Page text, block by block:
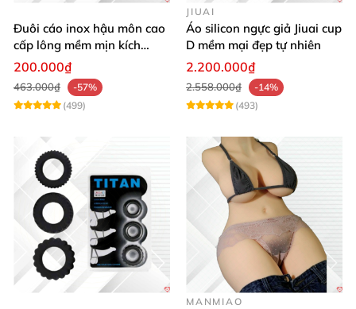
Đuôi cáo inox hậu môn cao
cấp lông mềm mịn kích
thích khoái cảm
200.000₫
463.000₫
-57%
(499)
JIUAI
Áo silicon ngực giả Jiuai cup
D mềm mại đẹp tự nhiên
2.200.000₫
2.558.000₫
-14%
(493)
MANMIAO